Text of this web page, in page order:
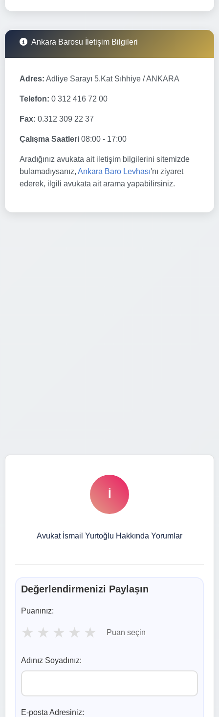
Ankara Barosu İletişim Bilgileri
Adres: Adliye Sarayı 5.Kat Sıhhiye / ANKARA
Telefon: 0 312 416 72 00
Fax: 0.312 309 22 37
Çalışma Saatleri 08:00 - 17:00
Aradığınız avukata ait iletişim bilgilerini sitemizde
bulamadıysanız, Ankara Baro Levhası'nı ziyaret
ederek, ilgili avukata ait arama yapabilirsiniz.
İ
Avukat İsmail Yurtoğlu Hakkında Yorumlar
Değerlendirmenizi Paylaşın
Puanınız:
★ ★ ★ ★ ★ Puan seçin
Adınız Soyadınız:
E-posta Adresiniz: